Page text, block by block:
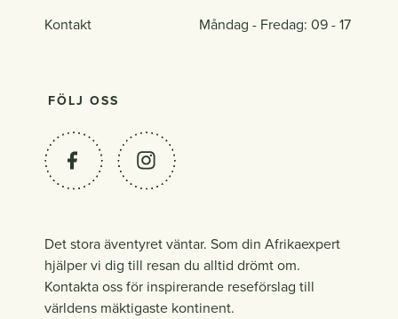
Kontakt
Måndag - Fredag: 09 - 17
FÖLJ OSS
Det stora äventyret väntar. Som din Afrikaexpert
hjälper vi dig till resan du alltid drömt om.
Kontakta oss för inspirerande reseförslag till
världens mäktigaste kontinent.